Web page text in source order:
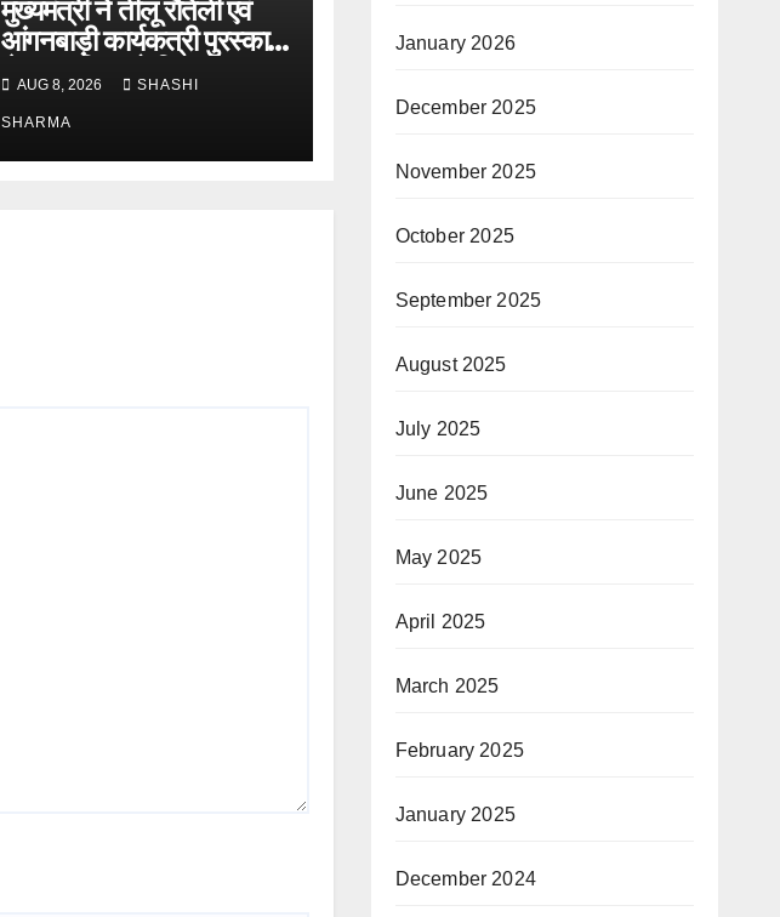
मुख्यमंत्री ने तीलू रौतेली एवं
आंगनबाड़ी कार्यकत्री पुरस्कार
से मातृशक्ति को किया
सम्मानित
AUG 8, 2026 SHASHI
SHARMA
January 2026
December 2025
November 2025
October 2025
September 2025
August 2025
July 2025
June 2025
May 2025
April 2025
March 2025
February 2025
January 2025
December 2024